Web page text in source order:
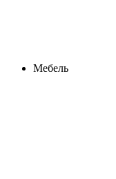
Мебель